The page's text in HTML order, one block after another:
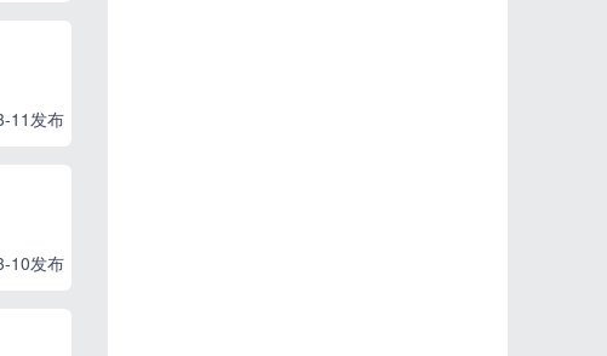
11发布
10发布